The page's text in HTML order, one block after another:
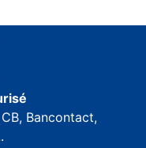
Bancontact,